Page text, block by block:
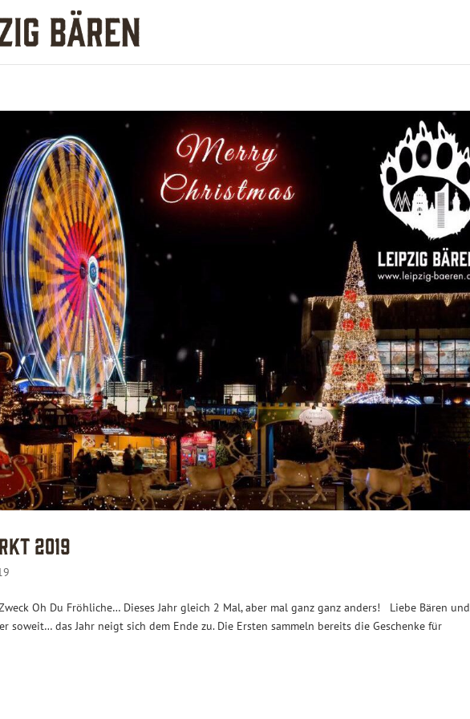
2019
Oh Du Fröhliche… Dieses Jahr gleich 2 Mal, aber mal ganz ganz anders! Liebe Bären und
soweit… das Jahr neigt sich dem Ende zu. Die Ersten sammeln bereits die Geschenke für